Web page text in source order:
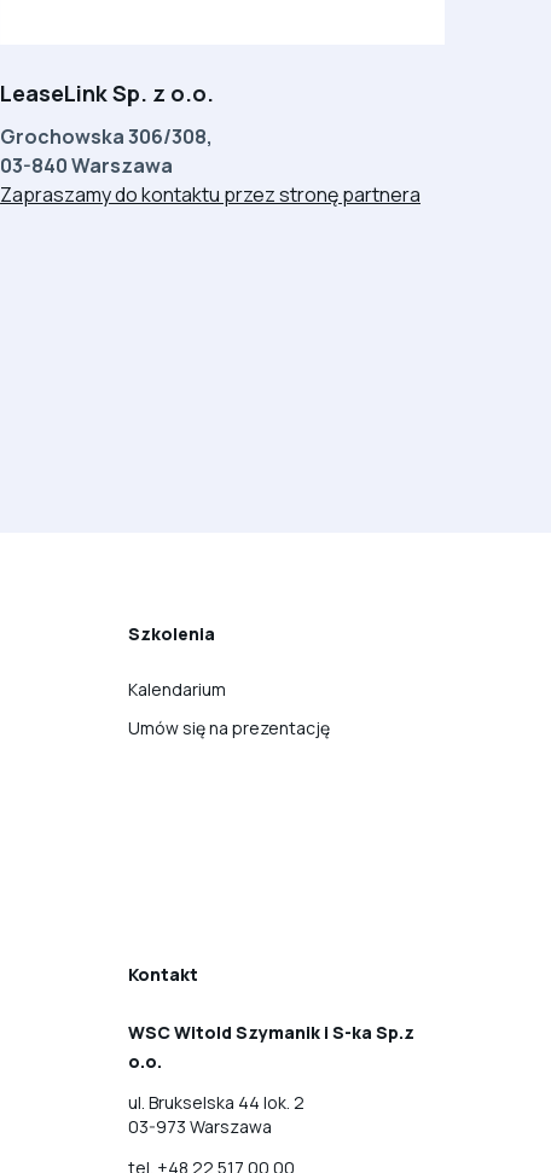
LeaseLink Sp. z o.o.
Grochowska 306/308,
03-840 Warszawa
Zapraszamy do kontaktu przez stronę partnera
Szkolenia
Kalendarium
Umów się na prezentację
Kontakt
WSC Witold Szymanik i S-ka Sp.z
o.o.
ul. Brukselska 44 lok. 2
03-973 Warszawa
tel. +48 22 517 00 00